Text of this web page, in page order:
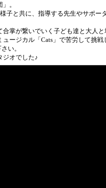
。
子と共に、指導する先生やサポー
掌が繋いでいく子ども達と大人
ージカル「Cats」で苦労して挑戦
い。
ジオでした♪